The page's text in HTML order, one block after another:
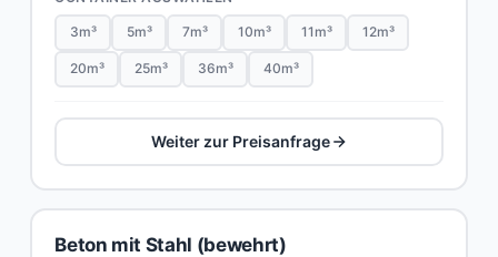
3m³ 5m³ 7m³ 10m³ 11m³ 12m³
20m³ 25m³ 36m³ 40m³
Weiter zur Preisanfrage
Beton mit Stahl (bewehrt)